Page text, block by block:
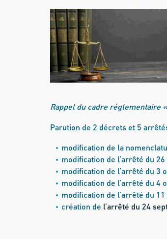
Rappel du cadre réglementaire
Parution de 2 décrets et 5
modification de la
modification de l’arrêté du
modification de l’arrêté du 3
modification de l’arrêté du 4
modification de l’arrêté du
création de l’arrêté du 24